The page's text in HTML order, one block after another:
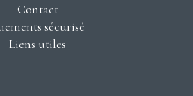
Contact
sécurisé
Liens utiles